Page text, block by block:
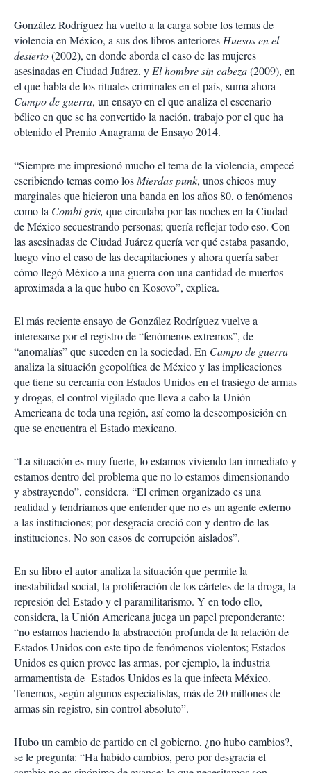
González Rodríguez ha vuelto a la carga sobre los temas de
violencia en México, a sus dos libros anterioresHuesos en el
desierto(2002), en donde aborda el caso de las mujeres
asesinadas en Ciudad Juárez, yEl hombre sin cabeza(2009), en
el que habla de los rituales criminales en el país, suma ahora
Campo de guerra, un ensayo en el que analiza el escenario
bélico en que se ha convertido la nación, trabajo por el que ha
obtenido el Premio Anagrama de Ensayo 2014.
“Siempre me impresionó mucho el tema de la violencia, empecé
escribiendo temas como losMierdas punk, unos chicos muy
marginales que hicieron una banda en los años 80, o fenómenos
como la Combi gris, que circulaba por las noches en la Ciudad
de México secuestrando personas; quería reflejar todo eso. Con
las asesinadas de Ciudad Juárez quería ver qué estaba pasando,
luego vino el caso de las decapitaciones y ahora quería saber
cómo llegó México a una guerra con una cantidad de muertos
aproximada a la que hubo en Kosovo”, explica.
El más reciente ensayo de González Rodríguez vuelve a
interesarse por el registro de “fenómenos extremos”, de
“anomalías” que suceden en la sociedad. En Campo de guerra
analiza la situación geopolítica de México y las implicaciones
que tiene su cercanía con Estados Unidos en el trasiego de armas
y drogas, el control vigilado que lleva a cabo la Unión
Americana de toda una región, así como la descomposición en
que se encuentra el Estado mexicano.
“La situación es muy fuerte, lo estamos viviendo tan inmediato y
estamos dentro del problema que no lo estamos dimensionando
y abstrayendo”, considera. “El crimen organizado es una
realidad y tendríamos que entender que no es un agente externo
a las instituciones; por desgracia creció con y dentro de las
instituciones. No son casos de corrupción aislados”.
En su libro el autor analiza la situación que permite la
inestabilidad social, la proliferación de los cárteles de la droga, la
represión del Estado y el paramilitarismo. Y en todo ello,
considera, la Unión Americana juega un papel preponderante:
“no estamos haciendo la abstracción profunda de la relación de
Estados Unidos con este tipo de fenómenos violentos; Estados
Unidos es quien provee las armas, por ejemplo, la industria
armamentista de Estados Unidos es la que infecta México.
Tenemos, según algunos especialistas, más de 20 millones de
armas sin registro, sin control absoluto”.
Hubo un cambio de partido en el gobierno, ¿no hubo cambios?,
se le pregunta: “Ha habido cambios, pero por desgracia el